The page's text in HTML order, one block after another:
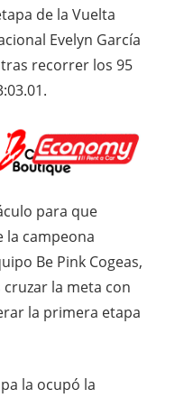
de la Vuelta
Evelyn García
recorrer los 95
para que
la campeona
Be Pink Cogeas,
la meta con
la primera etapa
la ocupó la